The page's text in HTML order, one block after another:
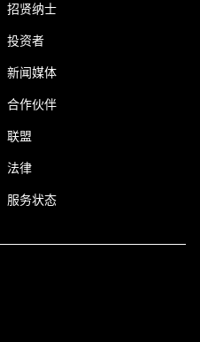
招贤纳士
投资者
新闻媒体
合作伙伴
联盟
法律
服务状态